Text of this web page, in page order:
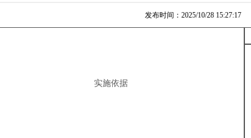
发布时间：2025/10/28 15:27:17
实施依据